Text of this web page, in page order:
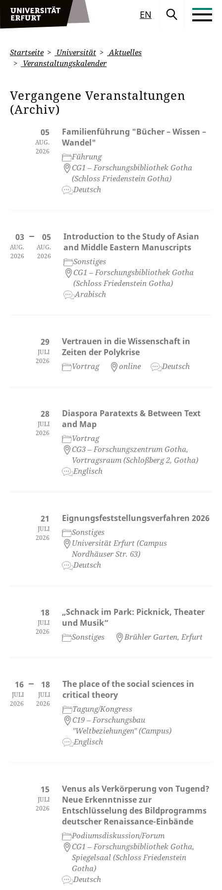
EN
Startseite Universität
Aktuelles
Veranstaltungskalender
Vergangene Veranstaltungen
(Archiv)
05
AUG.
2026
Familienführung "Bücher – Wissen –
Wandel"
Führung
CG1 – Forschungsbibliothek Gotha
(Schloss Friedenstein Gotha)
Deutsch
03
AUG.
2026
05
AUG.
2026
Introduction to the Study of Asian
and Middle Eastern Manuscripts
Sonstiges
CG1 – Forschungsbibliothek Gotha
(Schloss Friedenstein Gotha)
Arabisch
29
JULI
2026
Vertrauen in die Wissenschaft in
Zeiten der Polykrise
Vortrag online Deutsch
28
JULI
2026
Diaspora Paratexts & Between Text
and Map
Vortrag
CG3 – Forschungszentrum Gotha,
Vortragsraum (Schloßberg 2, Gotha)
Englisch
21
JULI
2026
Eignungsfeststellungsverfahren 2026
Sonstiges
Universität Erfurt (Campus
Nordhäuser Str. 63)
Deutsch
18
JULI
2026
„Schnack im Park: Picknick, Theater
und Musik“
Sonstiges Brühler Garten, Erfurt
16
JULI
2026
18
JULI
2026
The place of the social sciences in
critical theory
Tagung/Kongress
C19 – Forschungsbau
"Weltbeziehungen" (Campus)
Englisch
15
JULI
2026
Venus als Verkörperung von Tugend?
Neue Erkenntnisse zur
Entschlüsselung des Bildprogramms
deutscher Renaissance-Einbände
Podiumsdiskussion/Forum
CG1 – Forschungsbibliothek Gotha,
Spiegelsaal (Schloss Friedenstein
Gotha)
Deutsch